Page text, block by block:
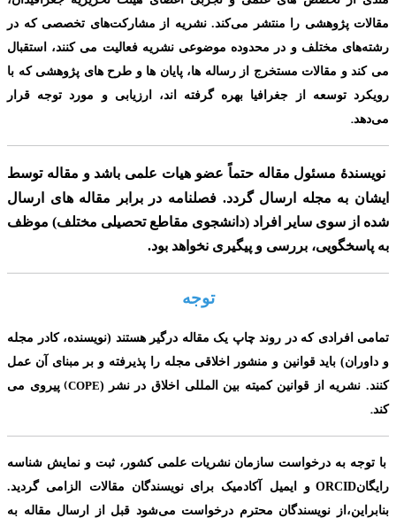
مقالات پژوهشی را منتشر می‌کند. نشریه از مشارکت‌های تخصصی که در
رشته‌های مختلف و در محدوده موضوعی نشریه فعالیت می کنند، استقبال
می کند و مقالات مستخرج از رساله ها، پایان ها و طرح های پژوهشی که با
رویکرد توسعه از جغرافیا بهره گرفته اند، ارزیابی و مورد توجه قرار
می‌دهد.
نویسندۀ مسئول مقاله حتماً عضو هیات علمی باشد و مقاله توسط
ایشان به مجله ارسال گردد. فصلنامه در برابر مقاله های ارسال
شده از سوی سایر افراد (دانشجوی مقاطع تحصیلی مختلف) موظف
به پاسخگویی، بررسی و پیگیری نخواهد بود.
توجه
تمامی افرادی که در روند چاپ یک مقاله درگیر هستند (نویسنده، کادر مجله
و داوران) باید قوانین و منشور اخلاقی مجله را پذیرفته و بر مبنای آن عمل
کنند. نشریه از قوانین کمیته بین المللی اخلاق در نشر
(
(COPE
پیروی می
کند.
با توجه به درخواست سازمان نشریات علمی کشور، ثبت و نمایش شناسه
رایگانORCID و ایمیل آکادمیک برای نویسندگان مقالات الزامی گردید.
بنابراین،از نویسندگان محترم درخواست می‌شود قبل از ارسال مقاله به